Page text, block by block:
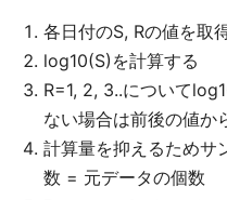
各日付のS, Rの値を取
log10(S)を計算する
R=1, 2, 3..について
ない場合は前後の値か
計算量を抑えるためサ
数 = 元データの個数